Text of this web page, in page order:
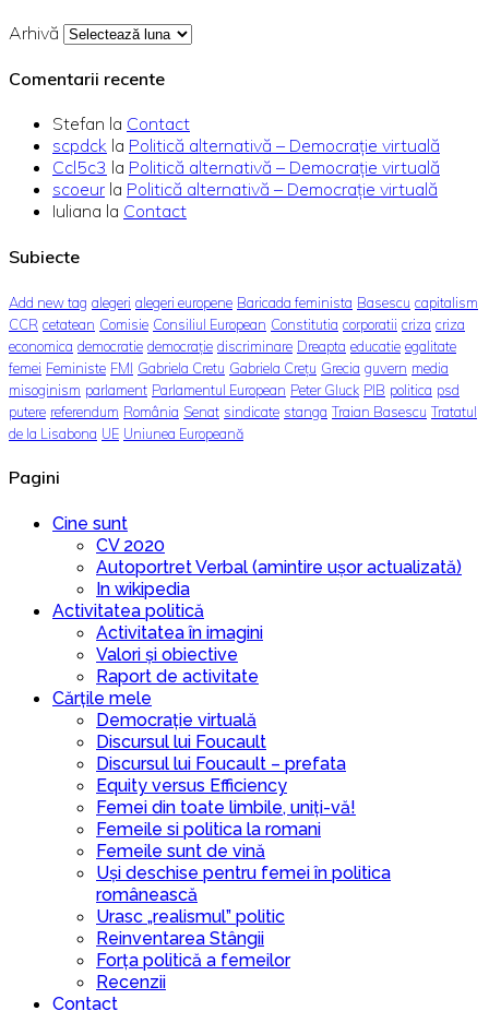
Arhivă
Comentarii recente
Stefan la Contact
scpdck la Politică alternativă – Democraţie virtuală
Ccl5c3 la Politică alternativă – Democraţie virtuală
scoeur la Politică alternativă – Democraţie virtuală
Iuliana la Contact
Subiecte
Add new tag alegeri alegeri europene Baricada feminista Basescu capitalism
CCR cetatean Comisie Consiliul European Constitutia corporatii criza criza
economica democratie democrație discriminare Dreapta educatie egalitate
femei Feministe FMI Gabriela Cretu Gabriela Crețu Grecia guvern media
misoginism parlament Parlamentul European Peter Gluck PIB politica psd
putere referendum România Senat sindicate stanga Traian Basescu Tratatul
de la Lisabona UE Uniunea Europeană
Pagini
Cine sunt
CV 2020
Autoportret Verbal (amintire ușor actualizată)
In wikipedia
Activitatea politică
Activitatea în imagini
Valori și obiective
Raport de activitate
Cărțile mele
Democrație virtuală
Discursul lui Foucault
Discursul lui Foucault – prefata
Equity versus Efficiency
Femei din toate limbile, uniți-vă!
Femeile si politica la romani
Femeile sunt de vină
Uși deschise pentru femei în politica
românească
Urasc „realismul” politic
Reinventarea Stângii
Forța politică a femeilor
Recenzii
Contact